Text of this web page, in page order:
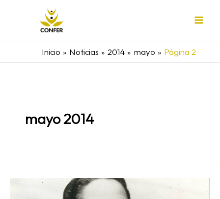
Inicio
Noticias 2014 mayo Página 2
mayo 2014